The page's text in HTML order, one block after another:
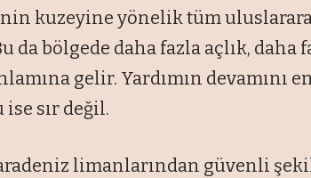
kuzeyine yönelik tüm
da bölgede daha fazla açlık, daha
gelir. Yardımın devamını
sır değil.
limanlarından güvenli